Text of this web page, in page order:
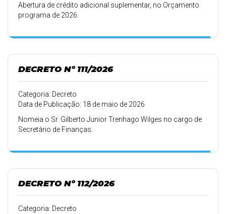
Abertura de crédito adicional suplementar, no Orçamento
programa de 2026.
DECRETO Nº 111/2026
Categoria: Decreto
Data de Publicação: 18 de maio de 2026
Nomeia o Sr. Gilberto Junior Trenhago Wilges no cargo de
Secretário de Finanças.
DECRETO Nº 112/2026
Categoria: Decreto